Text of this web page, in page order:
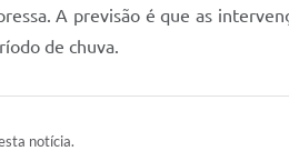
A previsão é que as
de chuva.
notícia.